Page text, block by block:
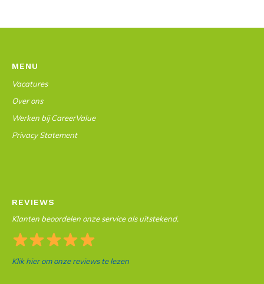
MENU
Vacatures
Over ons
Werken bij CareerValue
Privacy Statement
REVIEWS
Klanten beoordelen onze service als uitstekend.
Klik hier om onze reviews te lezen